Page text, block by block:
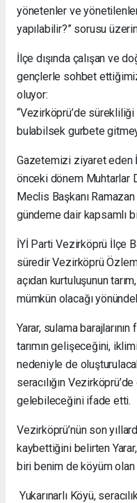
yönetenler ve
yapılabilir?” sorusu
İlçe dışında çalışan ve
gençlerle sohbet
oluyor:
“Vezirköprü’de
bulabilsek gurbete
Gazetemizi ziyaret eden
önceki dönem Muhtarlar
Meclis Başkanı
gündeme dair kapsamlı
İYİ Parti Vezirköprü İlçe
süredir Vezirköprü
açıdan kurtuluşunun
mümkün olacağı
Yarar, sulama
tarımın gelişeceğini,
nedeniyle de
seracılığın
gelebileceğini ifade etti.
Vezirköprü’nün son
kaybettiğini belirten
biri benim de köyüm olan
Yukarınarlı Köyü,